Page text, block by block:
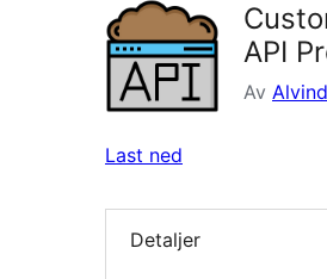
API
Av Alvind
Last ned
Detaljer